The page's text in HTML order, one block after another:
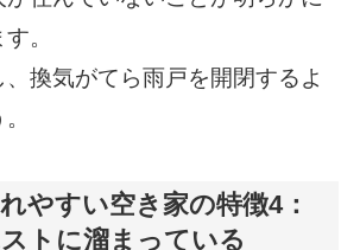
。
換気がてら雨戸を開閉するよ
やすい空き家の特徴4：
トに溜まっている